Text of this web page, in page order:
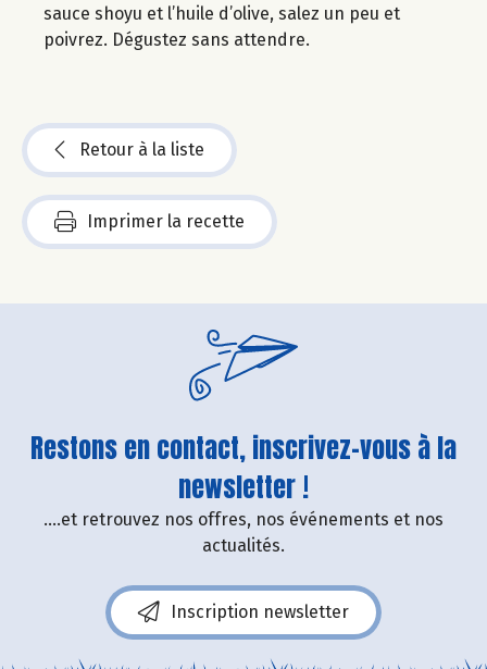
sauce shoyu et l’huile d’olive, salez un peu et
poivrez. Dégustez sans attendre.
Retour à la liste
Imprimer la recette
Restons en contact, inscrivez-vous à la
newsletter !
....et retrouvez nos offres, nos événements et nos
actualités.
Inscription newsletter